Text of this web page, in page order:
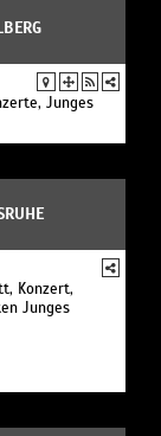
Junges
Konzert,
Junges